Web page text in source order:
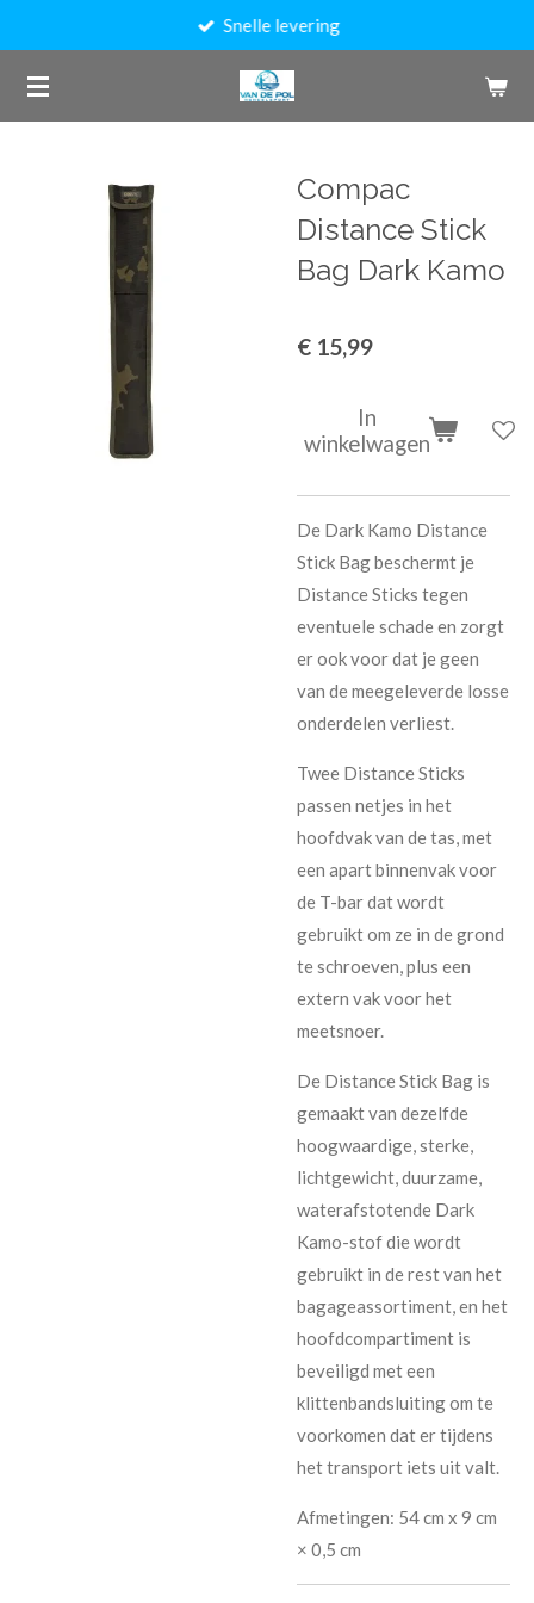
naar
de
Snelle levering
Compac
Distance Stick
Bag Dark Kamo
€ 15,99
In
winkelwagen
De Dark Kamo Distance
Stick Bag beschermt je
Distance Sticks tegen
eventuele schade en zorgt
er ook voor dat je geen
van de meegeleverde losse
onderdelen verliest.
Twee Distance Sticks
passen netjes in het
hoofdvak van de tas, met
een apart binnenvak voor
de T-bar dat wordt
gebruikt om ze in de grond
te schroeven, plus een
extern vak voor het
meetsnoer.
De Distance Stick Bag is
gemaakt van dezelfde
hoogwaardige, sterke,
lichtgewicht, duurzame,
waterafstotende Dark
Kamo-stof die wordt
gebruikt in de rest van het
bagageassortiment, en het
hoofdcompartiment is
beveiligd met een
klittenbandsluiting om te
voorkomen dat er tijdens
het transport iets uit valt.
Afmetingen: 54 cm x 9 cm
× 0,5 cm